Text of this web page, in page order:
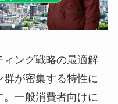
ィング戦略の最適解
が密集する特性に
一般消費者向けに